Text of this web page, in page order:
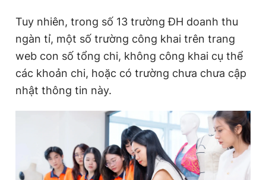
Phó tổng biên tập thường trực: Hải Thành
Phó tổng biên tập: Lâm Hiếu Dũng
Phó tổng biên tập: Trần Việt Hưng
Tổng thư ký tòa soạn: Đức Trung
Giấy phép xuất bản số 110/GP - BTTTT cấp ngày 24.3.2020
© 2003-2026 Bản quyền thuộc về Báo Thanh Niên. Cấm sao
chép dưới mọi hình thức nếu không có sự chấp thuận bằng văn
Tuy nhiên, trong số 13 trường ĐH doanh thu
ngàn tỉ, một số trường công khai trên trang
web con số tổng chi, không công khai cụ thể
các khoản chi, hoặc có trường chưa chưa cập
nhật thông tin này.